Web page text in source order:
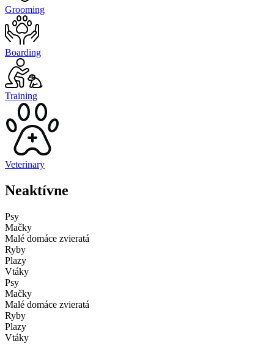
Grooming
Boarding
Training
Veterinary
Neaktívne
Psy
Mačky
Malé domáce zvieratá
Ryby
Plazy
Vtáky
Psy
Mačky
Malé domáce zvieratá
Ryby
Plazy
Vtáky